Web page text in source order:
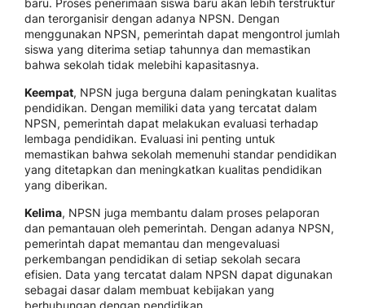
baru. Proses penerimaan siswa baru akan lebih terstruktur
dan terorganisir dengan adanya NPSN. Dengan
menggunakan NPSN, pemerintah dapat mengontrol jumlah
siswa yang diterima setiap tahunnya dan memastikan
bahwa sekolah tidak melebihi kapasitasnya.
Keempat, NPSN juga berguna dalam peningkatan kualitas
pendidikan. Dengan memiliki data yang tercatat dalam
NPSN, pemerintah dapat melakukan evaluasi terhadap
lembaga pendidikan. Evaluasi ini penting untuk
memastikan bahwa sekolah memenuhi standar pendidikan
yang ditetapkan dan meningkatkan kualitas pendidikan
yang diberikan.
Kelima, NPSN juga membantu dalam proses pelaporan
dan pemantauan oleh pemerintah. Dengan adanya NPSN,
pemerintah dapat memantau dan mengevaluasi
perkembangan pendidikan di setiap sekolah secara
efisien. Data yang tercatat dalam NPSN dapat digunakan
sebagai dasar dalam membuat kebijakan yang